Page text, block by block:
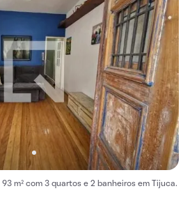
m² com 3 quartos e 2 banheiros em Tijuca.